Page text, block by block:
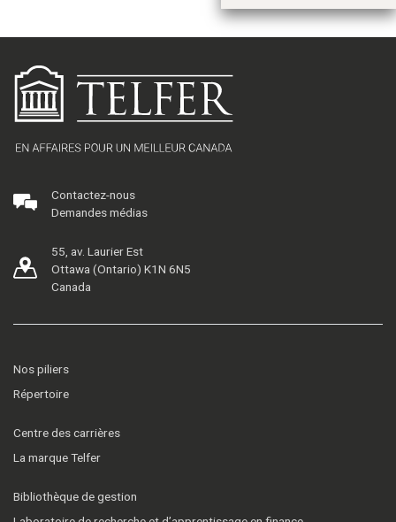
Contactez-nous
Demandes médias
55, av. Laurier Est
Ottawa (Ontario) K1N 6N5
Canada
Nos piliers
Répertoire
Centre des carrières
La marque Telfer
Bibliothèque de gestion